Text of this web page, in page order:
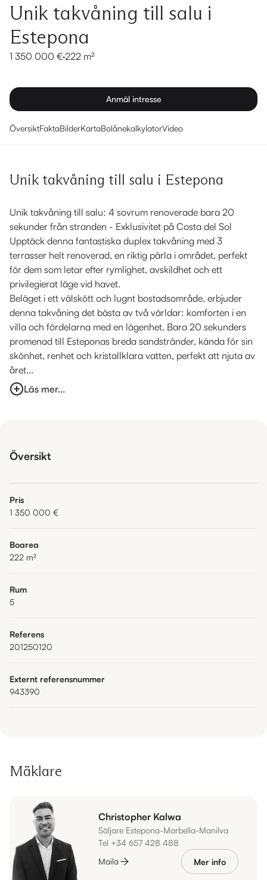
Unik takvåning till salu i
Estepona
1 350 000 €·222 m²
Anmäl intresse
ÖversiktFaktaBilderKartaBolånekalkylatorVideo
Unik takvåning till salu i Estepona
Unik takvåning till salu: 4 sovrum renoverade bara 20
sekunder från stranden - Exklusivitet på Costa del Sol
Upptäck denna fantastiska duplex takvåning med 3
terrasser helt renoverad, en riktig pärla i området, perfekt
för dem som letar efter rymlighet, avskildhet och ett
privilegierat läge vid havet.
Beläget i ett välskött och lugnt bostadsområde, erbjuder
denna takvåning det bästa av två världar: komforten i en
villa och fördelarna med en lägenhet. Bara 20 sekunders
promenad till Esteponas breda sandstränder, kända för sin
skönhet, renhet och kristallklara vatten, perfekt att njuta av
året...
Läs mer...
Översikt
Pris
1 350 000 €
Boarea
222 m²
Rum
5
Referens
201250120
Externt referensnummer
943390
Mäklare
Christopher Kalwa
Säljare Estepona-Marbella-Manilva
Tel +34 657 428 488
Maila
Mer info